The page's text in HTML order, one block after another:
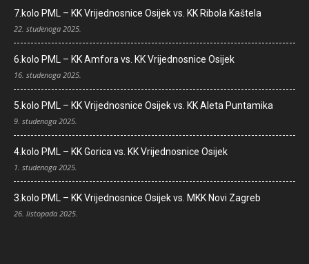
7.kolo PML – KK Vrijednosnice Osijek vs. KK Ribola Kaštela
22. studenoga 2025.
6.kolo PML – KK Amfora vs. KK Vrijednosnice Osijek
16. studenoga 2025.
5.kolo PML – KK Vrijednosnice Osijek vs. KK Aleta Puntamika
9. studenoga 2025.
4.kolo PML – KK Gorica vs. KK Vrijednosnice Osijek
1. studenoga 2025.
3.kolo PML – KK Vrijednosnice Osijek vs. MKK Novi Zagreb
26. listopada 2025.